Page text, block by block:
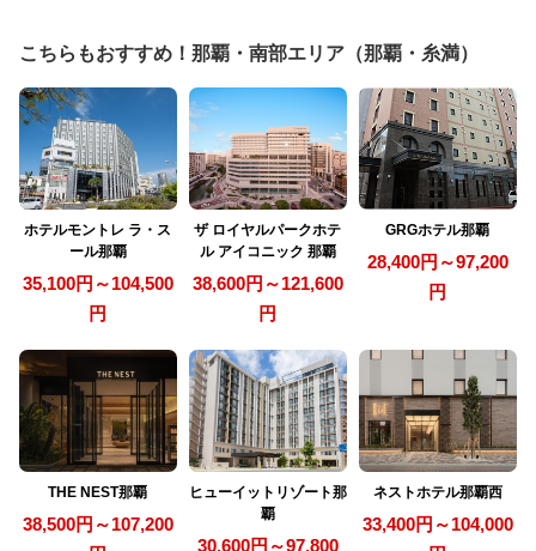
こちらもおすすめ！那覇・南部エリア（那覇・糸満）
ホテルモントレ ラ・ス
ール那覇
35,100円～104,500
円
ザ ロイヤルパークホテ
ル アイコニック 那覇
38,600円～121,600
円
GRGホテル那覇
28,400円～97,200
円
THE NEST那覇
38,500円～107,200
ヒューイットリゾート那
覇
30,600円～97,800
ネストホテル那覇西
33,400円～104,000